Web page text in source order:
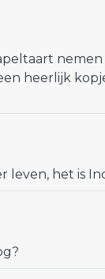
heerlijk
leven, het is